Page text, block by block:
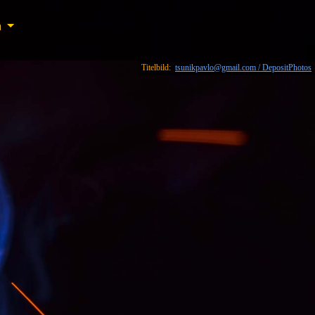
Titelbild: tsunikpavlo@gmail.com / DepositPhotos